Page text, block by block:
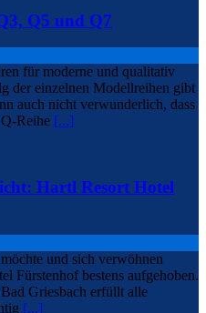
Q5 und Q7
für moderne und qualitativ
der einzelnen Modellreihen gibt
auch nicht verwunderlich, dass
Reihe [...]
Hartl Resort Hotel
und sich verwöhnen
Fürstenhof bestens aufgehoben.
Griesbach erfüllt alle
[...]